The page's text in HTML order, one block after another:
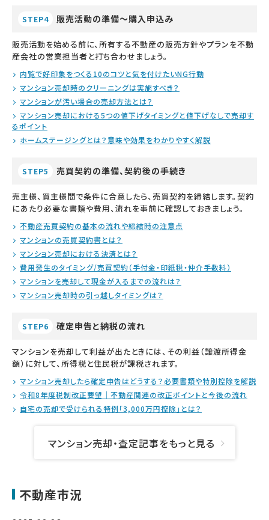
STEP4 販売活動の準備～購入申込み
販売活動を始める前に、所有する不動産の販売方針やプランを不動
産会社の営業担当者と打ち合わせましょう。
内覧で好印象をつくる10のコツと気を付けたいNG行動
マンション売却時のクリーニングは実施すべき？
マンションが汚い場合の売却方法とは？
マンション売却における5つの値下げタイミングと値下げなしで売却す
るポイント
ホームステージングとは？意味や効果をわかりやすく解説
STEP5 売買契約の準備、契約後の手続き
売主様、買主様間で条件に合意したら、売買契約を締結します。契約
にあたり必要な書類や費用、流れを事前に確認しておきましょう。
不動産売買契約の基本の流れや締結時の注意点
マンションの売買契約書とは？
マンション売却における決済とは？
費用発生のタイミング/売買契約（手付金・印紙税・仲介手数料）
マンションを売却して現金が入るまでの流れは？
マンション売却時の引っ越しタイミングは？
STEP6 確定申告と納税の流れ
マンションを売却して利益が出たときには、その利益（譲渡所得金
額）に対して、所得税と住民税が課税されます。
マンション売却したら確定申告はどうする？必要書類や特別控除を解説
令和8年度税制改正要望｜不動産関連の改正ポイントと今後の流れ
自宅の売却で受けられる特例「3,000万円控除」とは？
マンション売却・査定記事をもっと見る
不動産市況